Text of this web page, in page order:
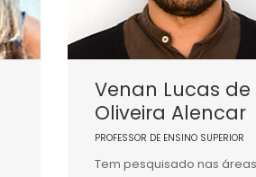
Venan Lucas de
Oliveira Alencar
PROFESSOR DE ENSINO SUPERIOR
Tem pesquisado nas